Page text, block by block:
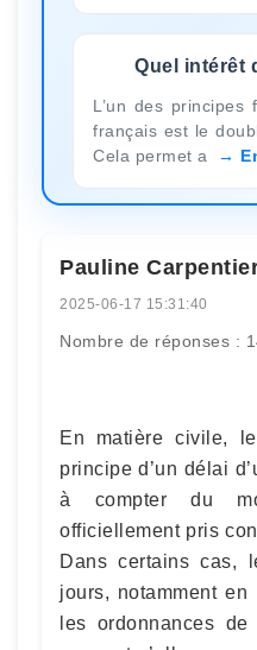
Quel intérêt
L’un des principes
français est le
Cela permet a
Pauline
2025-06-17 15:31:40
Nombre de réponses :
En matière civile,
principe d’un délai
à compter du
officiellement pris
Dans certains cas,
jours, notamment
les ordonnances